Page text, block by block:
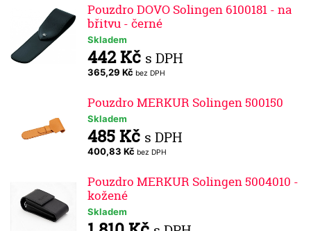
Pouzdro DOVO Solingen 6100181 - na
břitvu - černé
Skladem
442 Kč s DPH
365,29 Kč bez DPH
Pouzdro MERKUR Solingen 500150
Skladem
485 Kč s DPH
400,83 Kč bez DPH
Pouzdro MERKUR Solingen 5004010 -
kožené
Skladem